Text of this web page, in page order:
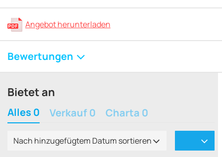
Angebot herunterladen
Bewertungen
Bietet an
Alles 0 Verkauf 0 Charta 0
Nach hinzugefügtem Datum sortieren